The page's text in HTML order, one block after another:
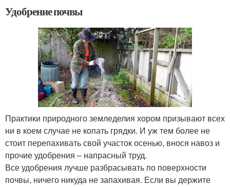
Удобрение почвы
Практики природного земледелия хором призывают всех
ни в коем случае не копать грядки. И уж тем более не
стоит перепахивать свой участок осенью, внося навоз и
прочие удобрения – напрасный труд.
Все удобрения лучше разбрасывать по поверхности
почвы, ничего никуда не запахивая. Если вы держите